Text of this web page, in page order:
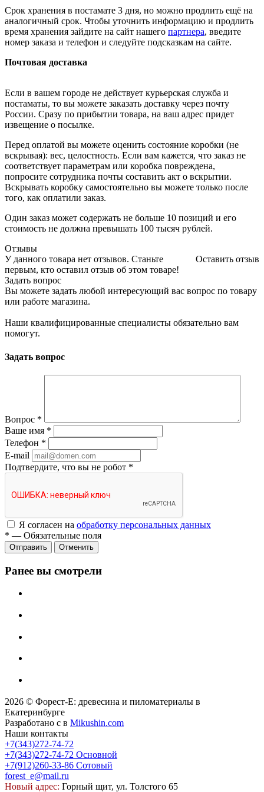
Срок хранения в постамате 3 дня, но можно продлить ещё на
аналогичный срок. Чтобы уточнить информацию и продлить
время хранения зайдите на сайт нашего партнера, введите
номер заказа и телефон и следуйте подсказкам на сайте.
Почтовая доставка
Если в вашем городе не действует курьерская служба и
постаматы, то вы можете заказать доставку через почту
России. Сразу по прибытии товара, на ваш адрес придет
извещение о посылке.
Перед оплатой вы можете оценить состояние коробки (не
вскрывая): вес, целостность. Если вам кажется, что заказ не
соответствует параметрам или коробка повреждена,
попросите сотрудника почты составить акт о вскрытии.
Вскрывать коробку самостоятельно вы можете только после
того, как оплатили заказ.
Один заказ может содержать не больше 10 позиций и его
стоимость не должна превышать 100 тысяч рублей.
Отзывы
Оставить отзыв
У данного товара нет отзывов. Станьте
первым, кто оставил отзыв об этом товаре!
Задать вопрос
Вы можете задать любой интересующий вас вопрос по товару
или работе магазина.
Наши квалифицированные специалисты обязательно вам
помогут.
Задать вопрос
Вопрос *
Ваше имя *
Телефон *
E-mail
Подтвердите, что вы не робот *
Я согласен на обработку персональных данных
* — Обязательные поля
Отправить Отменить
Ранее вы смотрели
2026 © Форест-Е: древесина и пиломатериалы в
Екатеринбурге
Разработано с в Mikushin.com
Наши контакты
+7(343)272-74-72
+7(343)272-74-72 Основной
+7(912)260-33-86 Сотовый
forest_e@mail.ru
Новый адрес: Горный щит, ул. Толстого 65